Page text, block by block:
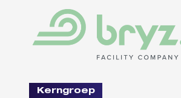
Kerngroep